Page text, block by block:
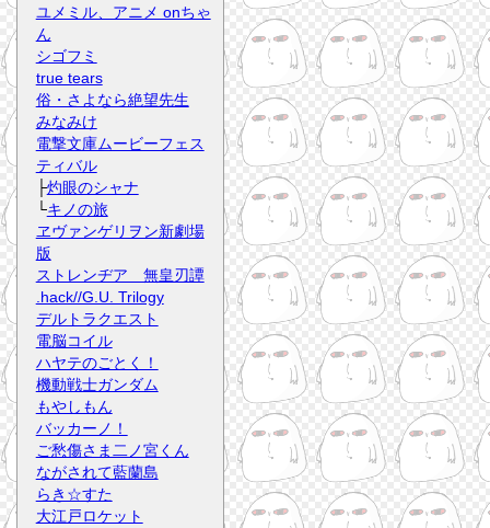
ユメミル、アニメ onちゃ
ん
シゴフミ
true tears
俗・さよなら絶望先生
みなみけ
電撃文庫ムービーフェス
ティバル
├灼眼のシャナ
└キノの旅
ヱヴァンゲリヲン新劇場
版
ストレンヂア 無皇刃譚
.hack//G.U. Trilogy
デルトラクエスト
電脳コイル
ハヤテのごとく！
機動戦士ガンダム
もやしもん
バッカーノ！
ご愁傷さま二ノ宮くん
ながされて藍蘭島
らき☆すた
大江戸ロケット